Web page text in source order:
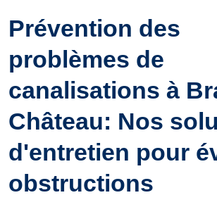
Prévention des
problèmes de
canalisations à
Château: Nos
d'entretien pour
obstructions